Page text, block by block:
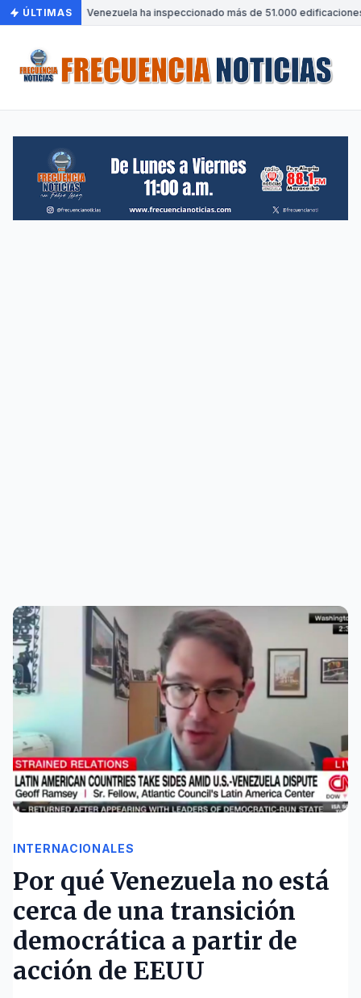
ÚLTIMAS• Venezuela ha inspeccionado más de 51.000
INTERNACIONALES
Por qué Venezuela no está
cerca de una transición
democrática a partir de
acción de EEUU